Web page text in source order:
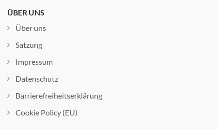
ÜBER UNS
Über uns
Satzung
Impressum
Datenschutz
Barrierefreiheitserklärung
Cookie Policy (EU)